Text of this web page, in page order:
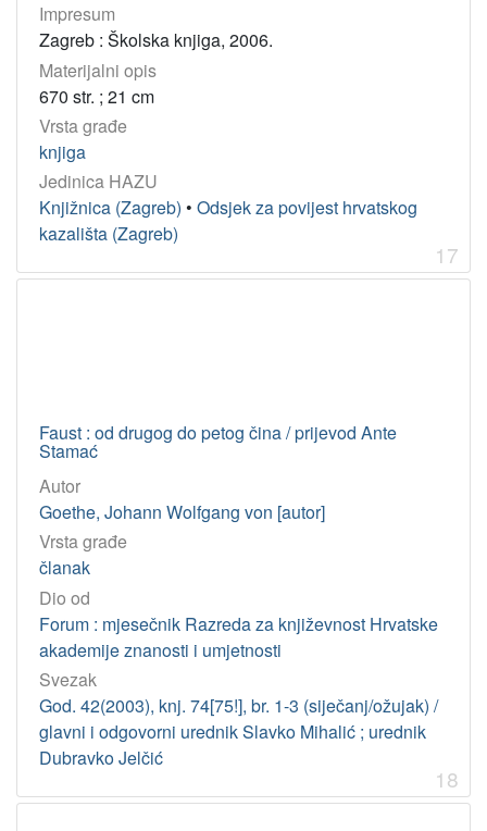
Impresum
Zagreb : Školska knjiga, 2006.
Materijalni opis
670 str. ; 21 cm
Vrsta građe
knjiga
Jedinica HAZU
Knjižnica (Zagreb) • Odsjek za povijest hrvatskog
kazališta (Zagreb)
17
Faust : od drugog do petog čina / prijevod Ante
Stamać
Autor
Goethe, Johann Wolfgang von [autor]
Vrsta građe
članak
Dio od
Forum : mjesečnik Razreda za književnost Hrvatske
akademije znanosti i umjetnosti
Svezak
God. 42(2003), knj. 74[75!], br. 1-3 (siječanj/ožujak) /
glavni i odgovorni urednik Slavko Mihalić ; urednik
Dubravko Jelčić
18